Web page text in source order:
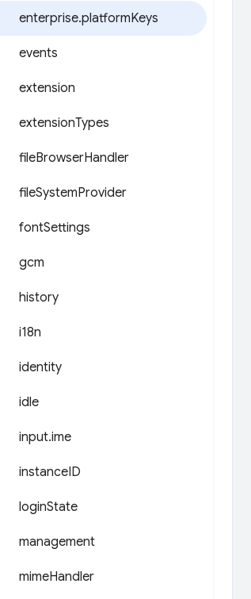
enterprise.platformKeys
events
extension
extensionTypes
fileBrowserHandler
fileSystemProvider
fontSettings
gcm
history
i18n
identity
idle
input.ime
instanceID
loginState
management
mimeHandler